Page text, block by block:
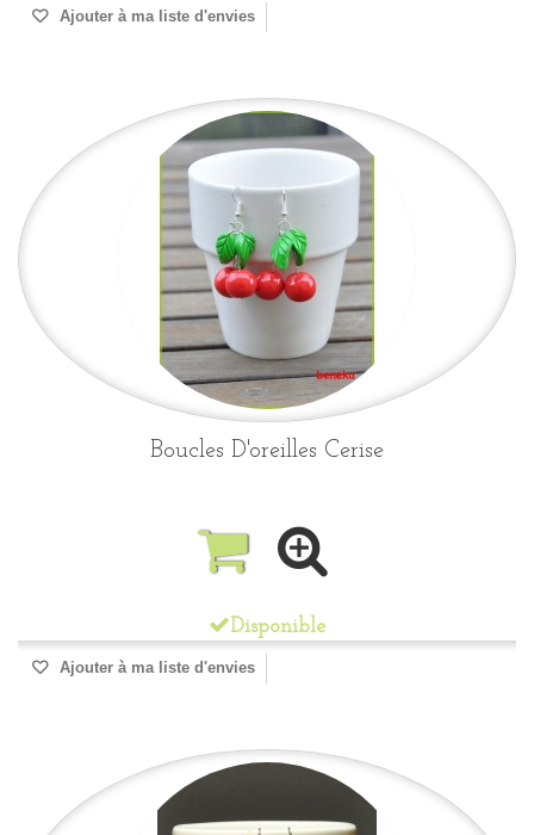
Ajouter à ma liste d'envies
Boucles D'oreilles Cerise
Disponible
Ajouter à ma liste d'envies